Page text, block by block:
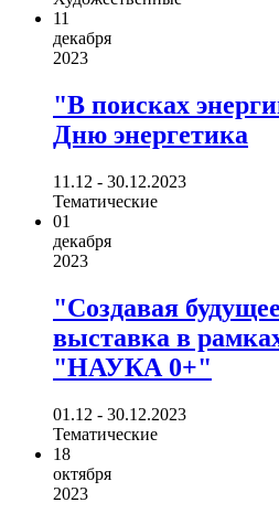
11
декабря
2023
"В поисках
Дню энергетика
11.12 - 30.12.2023
Тематические
01
декабря
2023
"Создавая
выставка в
"НАУКА 0+"
01.12 - 30.12.2023
Тематические
18
октября
2023